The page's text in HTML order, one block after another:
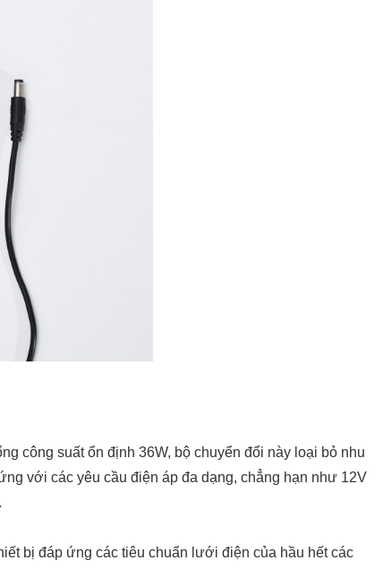
công suất ổn định 36W, bộ chuyển đổi này loại bỏ nhu
với các yêu cầu điện áp đa dạng, chẳng hạn như 12V
bị đáp ứng các tiêu chuẩn lưới điện của hầu hết các